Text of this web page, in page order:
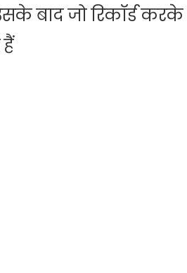
बाद जो रिकॉर्ड करके